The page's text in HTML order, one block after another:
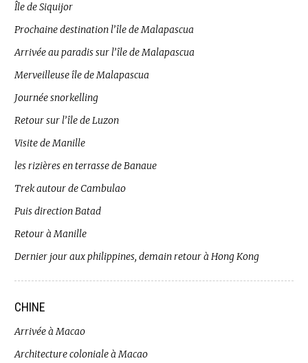
Île de Siquijor
Prochaine destination l’île de Malapascua
Arrivée au paradis sur l’île de Malapascua
Merveilleuse île de Malapascua
Journée snorkelling
Retour sur l’île de Luzon
Visite de Manille
les rizières en terrasse de Banaue
Trek autour de Cambulao
Puis direction Batad
Retour à Manille
Dernier jour aux philippines, demain retour à Hong Kong
CHINE
Arrivée à Macao
Architecture coloniale à Macao